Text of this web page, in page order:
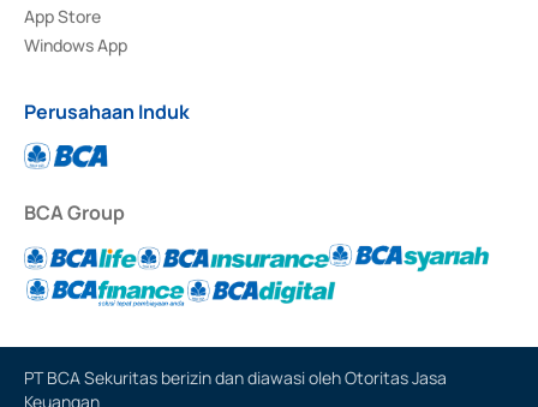
App Store
Windows App
Perusahaan Induk
BCA Group
PT BCA Sekuritas berizin dan diawasi oleh Otoritas Jasa
Keuangan